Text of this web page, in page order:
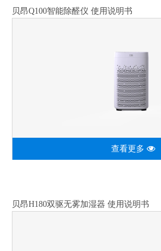
贝昂Q100智能除醛仪 使用说明书
查看更多
贝昂H180双驱无雾加湿器 使用说明书